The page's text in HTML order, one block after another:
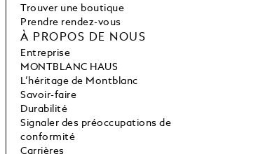
Trouver une boutique
Prendre rendez-vous
À PROPOS DE NOUS
Entreprise
MONTBLANC HAUS
L’héritage de Montblanc
Savoir-faire
Durabilité
Signaler des préoccupations de
conformité
Carrières